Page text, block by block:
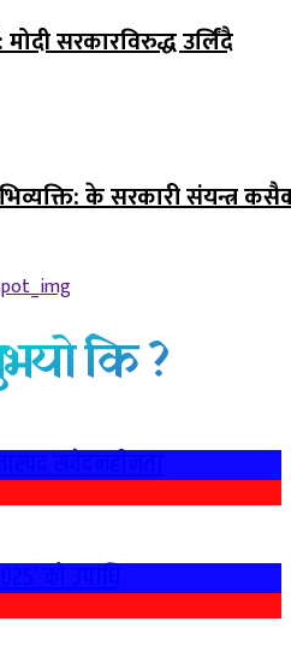
सरकारविरुद्ध उर्लिंदै
के सरकारी संयन्त्र
कि ?